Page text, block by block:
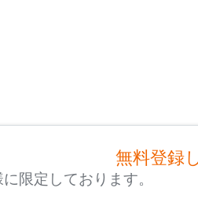
無料登録
限定しております。